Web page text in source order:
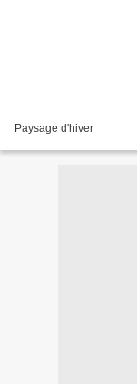
Paysage d'hiver